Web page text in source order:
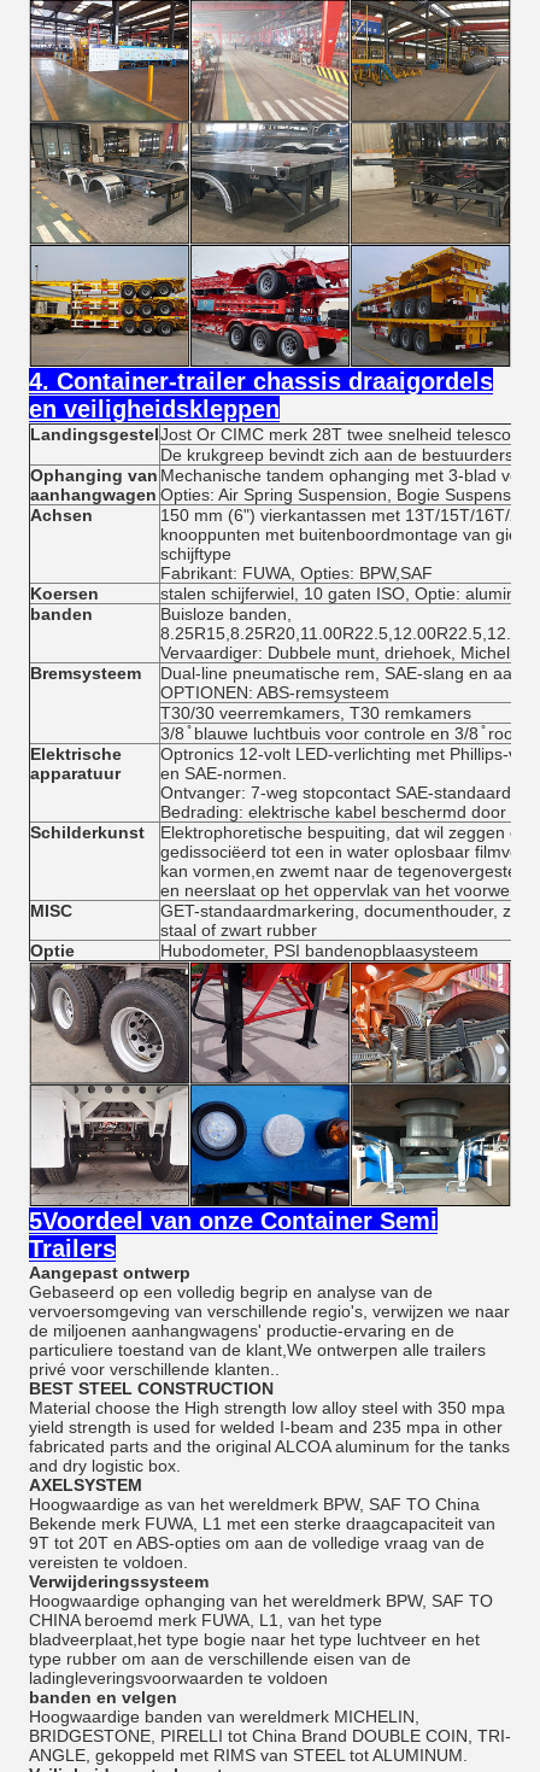
4. Container-trailer chassis draaigordels
en veiligheidskleppen
LandingsgestelJost Or CIMC merk 28T twee snelheid
De krukgreep bevindt zich aan de
Ophanging van
aanhangwagen
Mechanische tandem ophanging met 3-blad veer.
Opties: Air Spring Suspension, Bogie Suspension
Achsen
150 mm (6") vierkantassen met 13T/15T/16T/
knooppunten met buitenboordmontage van
schijftype
Fabrikant: FUWA, Opties: BPW,SAF
Koersen
stalen schijferwiel, 10 gaten ISO, Optie:
banden
Buisloze banden,
Vervaardiger: Dubbele munt, driehoek, Michelin,
Bremsysteem
Dual-line pneumatische rem, SAE-slang en
OPTIONEN: ABS-remsysteem
T30/30 veerremkamers, T30 remkamers
3/8 ̊ blauwe luchtbuis voor controle en 3/8 ̊ rood
Elektrische
apparatuur
Optronics 12-volt LED-verlichting met Phillips-
en SAE-normen.
Ontvanger: 7-weg stopcontact SAE-standaard,
Bedrading: elektrische kabel beschermd door
Schilderkunst
Elektrophoretische bespuiting, dat wil zeggen
gedissociëerd tot een in water oplosbaar
kan vormen,en zwemt naar de
en neerslaat op het oppervlak van het voorwerp
MISC
GET-standaardmarkering, documenthouder,
staal of zwart rubber
Optie
Hubodometer, PSI bandenopblaasysteem
5Voordeel van onze Container Semi
Trailers
Aangepast ontwerp
Gebaseerd op een volledig begrip en analyse van de
vervoersomgeving van verschillende regio's, verwijzen we naar
de miljoenen aanhangwagens' productie-ervaring en de
particuliere toestand van de klant,We ontwerpen alle trailers
privé voor verschillende klanten..
BEST STEEL CONSTRUCTION
Material choose the High strength low alloy steel with 350 mpa
yield strength is used for welded I-beam and 235 mpa in other
fabricated parts and the original ALCOA aluminum for the tanks
and dry logistic box.
AXELSYSTEM
Hoogwaardige as van het wereldmerk BPW, SAF TO China
Bekende merk FUWA, L1 met een sterke draagcapaciteit van
9T tot 20T en ABS-opties om aan de volledige vraag van de
vereisten te voldoen.
Verwijderingssysteem
Hoogwaardige ophanging van het wereldmerk BPW, SAF TO
CHINA beroemd merk FUWA, L1, van het type
bladveerplaat,het type bogie naar het type luchtveer en het
type rubber om aan de verschillende eisen van de
ladingleveringsvoorwaarden te voldoen
banden en velgen
Hoogwaardige banden van wereldmerk MICHELIN,
BRIDGESTONE, PIRELLI tot China Brand DOUBLE COIN, TRI-
ANGLE, gekoppeld met RIMS van STEEL tot ALUMINUM.